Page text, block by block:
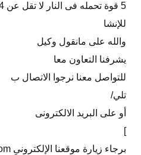
للإنشا
والله على مانقول وكيل
يشرفنا التعاون معا
للتواصل معنا نرجوا الاتصال ب
تلي/
أو على البريد الالكترونى
]
برجاء زيارة موقعنا الإلكترونىِ www.almohmdy.com